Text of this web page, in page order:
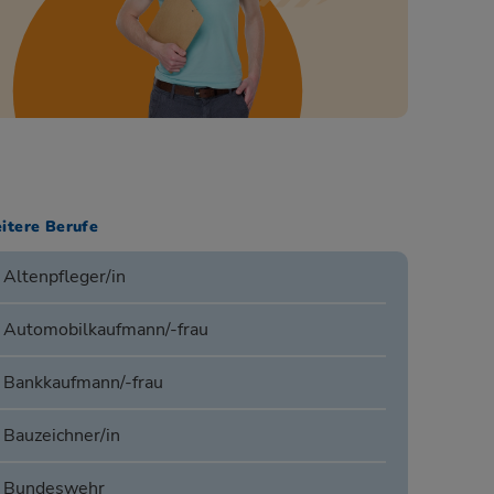
Berufe
Altenpfleger/in
Automobilkaufmann/-frau
Bankkaufmann/-frau
Bauzeichner/in
Bundeswehr